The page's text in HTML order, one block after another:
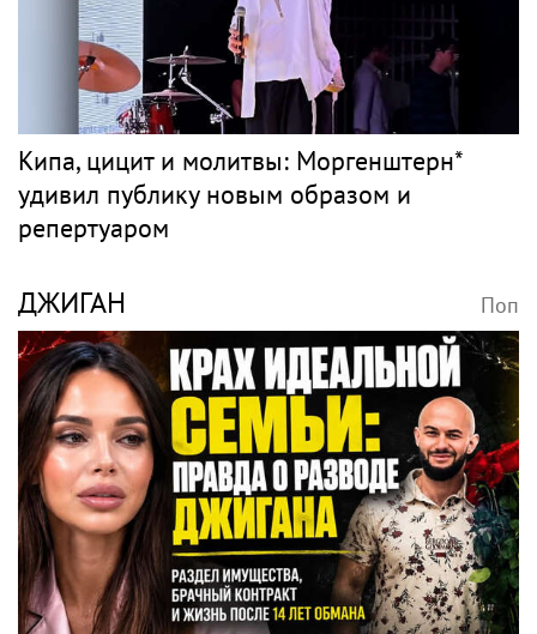
Кипа, цицит и молитвы: Моргенштерн*
удивил публику новым образом и
репертуаром
ДЖИГАН Поп